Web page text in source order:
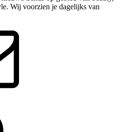
Wij voorzien je dagelijks van